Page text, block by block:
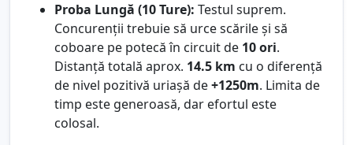
Proba Lungă (10 Ture): Testul suprem.
Concurenții trebuie să urce scările și să
coboare pe potecă în circuit de 10 ori.
Distanță totală aprox. 14.5 km cu o diferență
de nivel pozitivă uriașă de+1250m. Limita de
timp este generoasă, dar efortul este
colosal.